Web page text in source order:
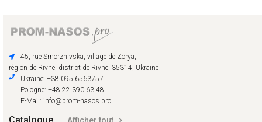
45, rue Smorzhivska, village de Zorya,
région de Rivne, district de Rivne, 35314, Ukraine
Ukraine: +38 095 6563757
Pologne: +48 22 390 63 48
E-Mail: info@prom-nasos.pro